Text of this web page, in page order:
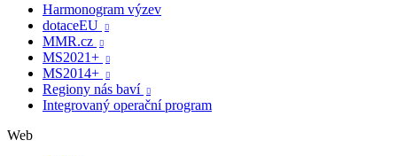
Harmonogram výzev
dotaceEU

MMR.cz 
MS2021+ 
MS2014+ 
Regiony nás baví 
Integrovaný operační program
Web